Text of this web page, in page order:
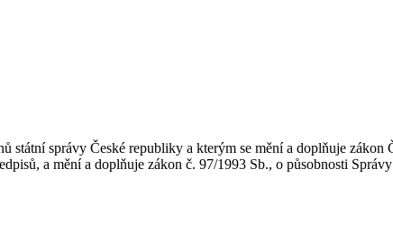
státní správy České republiky a kterým se mění a doplňuje
a mění a doplňuje zákon č. 97/1993 Sb., o působnosti